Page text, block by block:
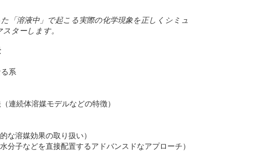
「溶液中」で起こる実際の化学現象を正しくシミュ
ターします。
系
連続体溶媒モデルなどの特徴）
な溶媒効果の取り扱い）
分子などを直接配置するアドバンスドなアプローチ）